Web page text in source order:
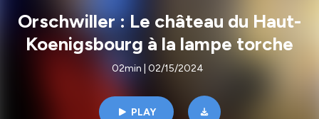
Orschwiller : Le château du Haut-
Koenigsbourg à la lampe torche
02min | 02/15/2024
PLAY